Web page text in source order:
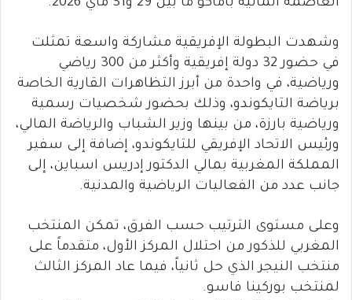
العاصمة المالية باماكو ما بين 29 و31 ماي 2026.
وشهدت البطولة الإفريقية مشاركة واسعة تمثلت
في حضور 32 دولة إفريقية وأكثر من 300 رياضي
ورياضية، في واحدة من أبرز التظاهرات القارية الخاصة
برياضة التايكوندو، وذلك بحضور شخصيات رسمية
ورياضية بارزة، من بينها وزير الشباب والرياضة المالي،
ورئيس الاتحاد الإفريقي للتايكوندو، إضافة إلى سفير
المملكة المغربية بمالي الدكتور إدريس اسباين، إلى
جانب عدد من الفعاليات الرياضية والمدنية.
وعلى مستوى الترتيب حسب الفرق، تمكن المنتخب
المغربي للذكور من احتلال المركز الأول، متقدماً على
منتخب النيجر الذي حل ثانياً، فيما عاد المركز الثالث
لمنتخب بوركينا فاسو.